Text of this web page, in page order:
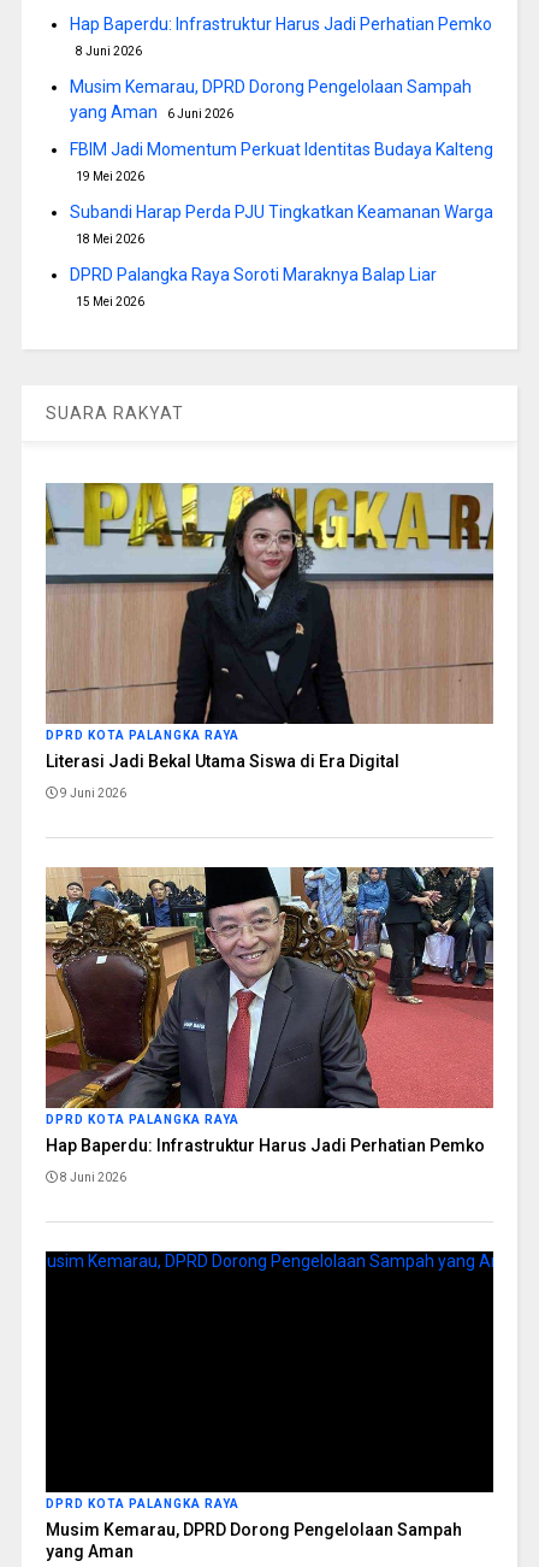
Hap Baperdu: Infrastruktur Harus Jadi Perhatian Pemko
8 Juni 2026
Musim Kemarau, DPRD Dorong Pengelolaan Sampah
yang Aman
6 Juni 2026
FBIM Jadi Momentum Perkuat Identitas Budaya Kalteng
19 Mei 2026
Subandi Harap Perda PJU Tingkatkan Keamanan Warga
18 Mei 2026
DPRD Palangka Raya Soroti Maraknya Balap Liar
15 Mei 2026
SUARA RAKYAT
DPRD KOTA PALANGKA RAYA
Literasi Jadi Bekal Utama Siswa di Era Digital
9 Juni 2026
DPRD KOTA PALANGKA RAYA
Hap Baperdu: Infrastruktur Harus Jadi Perhatian Pemko
8 Juni 2026
DPRD KOTA PALANGKA RAYA
Musim Kemarau, DPRD Dorong Pengelolaan Sampah
yang Aman